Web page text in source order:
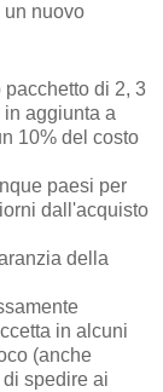
un nuovo
di 2, 3
aggiunta a
10% del costo
paesi per
dall'acquisto
della
in alcuni
(anche
spedire ai